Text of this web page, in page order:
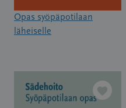
Opas syöpäpotilaan
läheiselle